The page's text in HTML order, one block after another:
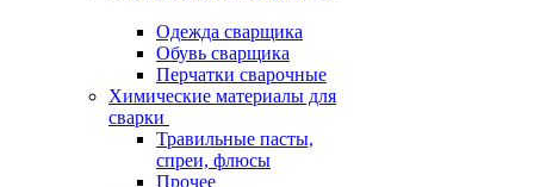
Одежда сварщика
Обувь сварщика
Перчатки сварочные
Химические материалы для
сварки
Травильные пасты,
спреи, флюсы
Прочее